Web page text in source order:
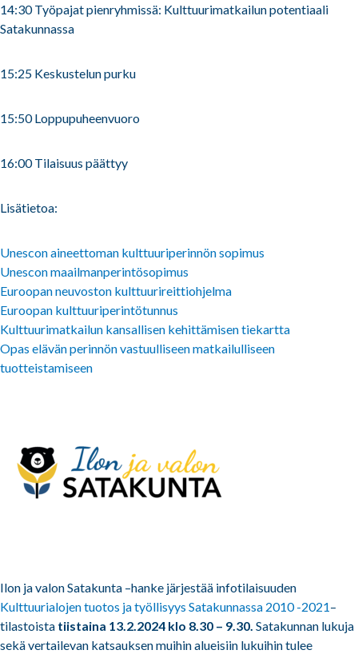
14:30 Työpajat pienryhmissä: Kulttuurimatkailun potentiaali
Satakunnassa
15:25 Keskustelun purku
15:50 Loppupuheenvuoro
16:00 Tilaisuus päättyy
Lisätietoa:
Unescon aineettoman kulttuuriperinnön sopimus
Unescon maailmanperintösopimus
Euroopan neuvoston kulttuurireittiohjelma
Euroopan kulttuuriperintötunnus
Kulttuurimatkailun kansallisen kehittämisen tiekartta
Opas elävän perinnön vastuulliseen matkailulliseen
tuotteistamiseen
Ilon ja valon Satakunta –hanke järjestää infotilaisuuden
Kulttuurialojen tuotos ja työllisyys Satakunnassa 2010 -2021–
tilastoista tiistaina 13.2.2024 klo 8.30 – 9.30. Satakunnan lukuja
sekä vertailevan katsauksen muihin alueisiin lukuihin tulee